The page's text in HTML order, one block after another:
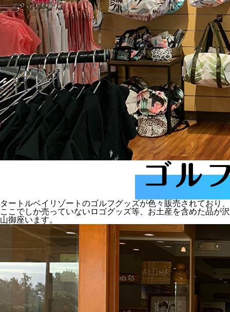
タートルベイリゾートのゴルフグッズが色々販売されており、
ここでしか売っていないロゴグッズ等、お土産を含めた品が沢
山御座います。